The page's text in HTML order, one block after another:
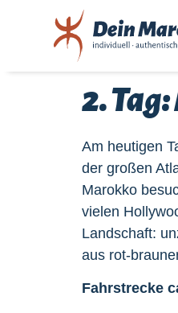
2.
Am heutigen
der großen
Marokko
vielen
Landschaft:
aus rot-
Fahrstrecke